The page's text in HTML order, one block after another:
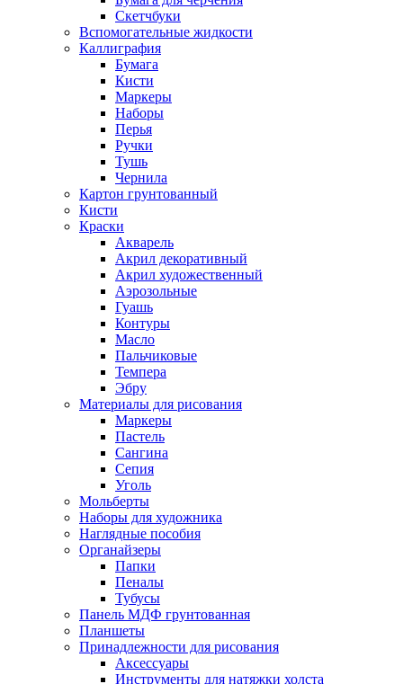
Скетчбуки
Вспомогательные жидкости
Каллиграфия
Бумага
Кисти
Маркеры
Наборы
Перья
Ручки
Тушь
Чернила
Картон грунтованный
Кисти
Краски
Акварель
Акрил декоративный
Акрил художественный
Аэрозольные
Гуашь
Контуры
Масло
Пальчиковые
Темпера
Эбру
Материалы для рисования
Маркеры
Пастель
Сангина
Сепия
Уголь
Мольберты
Наборы для художника
Наглядные пособия
Органайзеры
Папки
Пеналы
Тубусы
Панель МДФ грунтованная
Планшеты
Принадлежности для рисования
Аксессуары
Инструменты для натяжки холста